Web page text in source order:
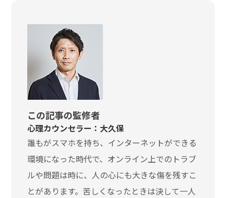
この記事の監修者
心理カウンセラー：大久保
誰もがスマホを持ち、インターネットができる
環境になった時代で、オンライン上でのトラブ
ルや問題は時に、人の心にも大きな傷を残すこ
とがあります。苦しくなったときは決して一人